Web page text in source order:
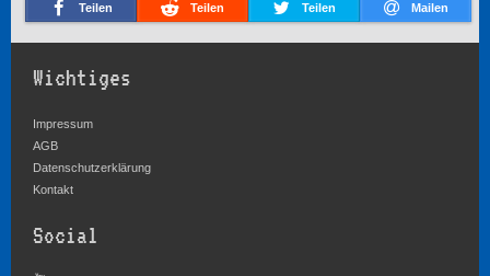
Teilen Teilen Teilen Mailen
Wichtiges
Impressum
AGB
Datenschutzerklärung
Kontakt
Social